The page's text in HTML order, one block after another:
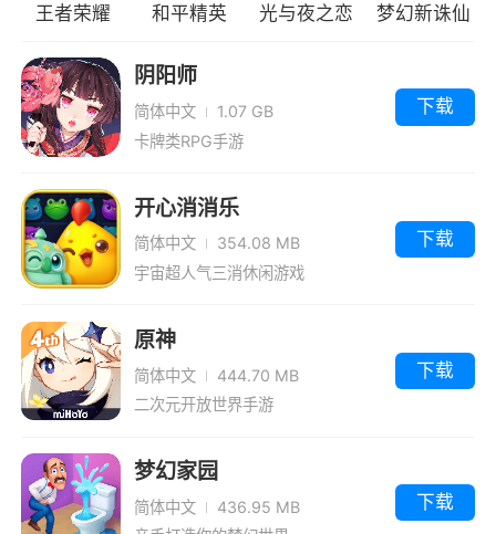
且海量角色和物品组合，加上程序化生成的地
图、任务、战利品和事件，让法汝王国充满了变
化和未知，保证每次冒险都不重样。
玩家需要随时保持警惕，制定好战略，从敌
但就算总是不幸团灭，随着玩的次数的增加玩家
也能永久解锁某些物品。
《为了吾王2》将支持单人或至多4名玩家在
线联机并肩与法汝王国的暴虐女王作战。这是一
款大受欢迎的回合制 roguelike桌面RPG游戏。
玩家需要在逐渐揭开曾受众人爱戴的女王背后的
可怕秘密的过程中，不断升级你的角色并进行探
索。
王者荣耀 和平精英 光与夜之恋 梦幻新诛仙
阴阳师
简体中文
1.07 GB
卡牌类RPG手游
下载
开心消消乐
简体中文
354.08 MB
宇宙超人气三消休闲游戏
下载
原神
简体中文
444.70 MB
二次元开放世界手游
下载
梦幻家园
简体中文
436.95 MB
下载